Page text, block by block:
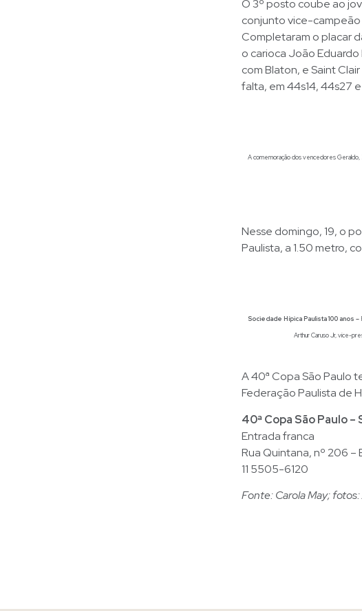
O 3º posto coube ao
conjunto vice-campeão
Completaram o placar
o carioca João Eduardo
com Blaton, e Saint
falta, em 44s14, 44s27
A comemoração dos vencedores Geraldo,
Nesse domingo, 19, o
Paulista, a 1.50 metro,
Sociedade Hípica Paulista 100 anos –
Arthur Caruso Jr, vice-
A 40ª Copa São Paulo
Federação Paulista de
40ª Copa São Paulo
Entrada franca
Rua Quintana, nº 206 –
11 5505-6120
Fonte: Carola May;